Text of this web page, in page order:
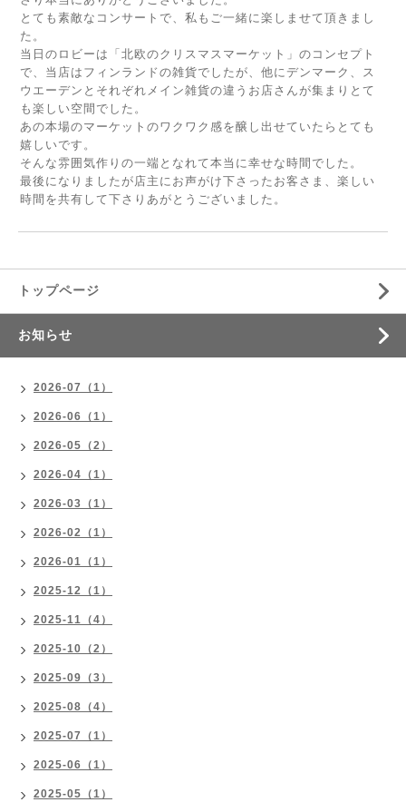
とても素敵なコンサートで、私もご一緒に楽しませて頂きまし
た。
当日のロビーは「北欧のクリスマスマーケット」のコンセプト
で、当店はフィンランドの雑貨でしたが、他にデンマーク、ス
ウエーデンとそれぞれメイン雑貨の違うお店さんが集まりとて
も楽しい空間でした。
あの本場のマーケットのワクワク感を醸し出せていたらとても
嬉しいです。
そんな雰囲気作りの一端となれて本当に幸せな時間でした。
最後になりましたが店主にお声がけ下さったお客さま、楽しい
時間を共有して下さりあがとうございました。
トップページ
お知らせ
2026-07（1）
2026-06（1）
2026-05（2）
2026-04（1）
2026-03（1）
2026-02（1）
2026-01（1）
2025-12（1）
2025-11（4）
2025-10（2）
2025-09（3）
2025-08（4）
2025-07（1）
2025-06（1）
2025-05（1）